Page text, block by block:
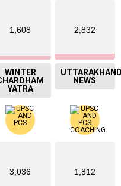
1,608
WINTER
YATRA
2,832
NEWS
3,036 1,812